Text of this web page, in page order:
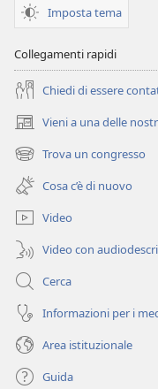
Imposta tema
Collegamenti rapidi
Chiedi di essere
Vieni a una delle
(apre
una
nuova
finestra)
Trova un congresso
(apre
una
nuova
finestra)
Cosa c’è di nuovo
Video
Video con
Cerca
Informazioni per i
Area istituzionale
Guida